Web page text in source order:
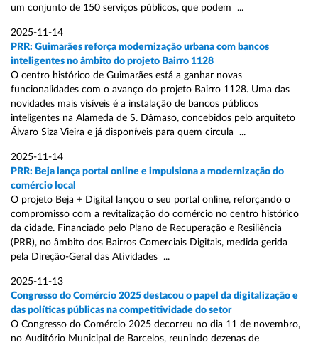
um conjunto de 150 serviços públicos, que podem ...
2025-11-14
PRR: Guimarães reforça modernização urbana com bancos
inteligentes no âmbito do projeto Bairro 1128
O centro histórico de Guimarães está a ganhar novas
funcionalidades com o avanço do projeto Bairro 1128. Uma das
novidades mais visíveis é a instalação de bancos públicos
inteligentes na Alameda de S. Dâmaso, concebidos pelo arquiteto
Álvaro Siza Vieira e já disponíveis para quem circula ...
2025-11-14
PRR: Beja lança portal online e impulsiona a modernização do
comércio local
O projeto Beja + Digital lançou o seu portal online, reforçando o
compromisso com a revitalização do comércio no centro histórico
da cidade. Financiado pelo Plano de Recuperação e Resiliência
(PRR), no âmbito dos Bairros Comerciais Digitais, medida gerida
pela Direção-Geral das Atividades ...
2025-11-13
Congresso do Comércio 2025 destacou o papel da digitalização e
das políticas públicas na competitividade do setor
O Congresso do Comércio 2025 decorreu no dia 11 de novembro,
no Auditório Municipal de Barcelos, reunindo dezenas de